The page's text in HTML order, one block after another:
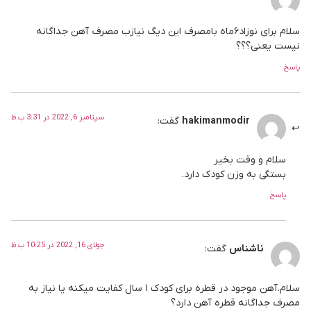
سلام برای نوزاد۶ماه بامصرف این دیگ نیازب مصرف آهن جداگانه
نیست یعنی؟؟؟
پاسخ
hakimanmodir گفت: سپتامبر 6, 2022 در 3:31 ب.ظ
سلام و وقت بخیر
بستگی به وزن کودک دارد.
پاسخ
ناشناس گفت: جولای 16, 2022 در 10:25 ب.ظ
سلام.آهن موجود در قطره برای کودک ۱ سال کفایت میکنه یا نیاز به
مصرف جداگانه قطره آهن دارد؟